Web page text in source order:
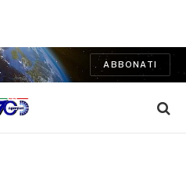
ABBONATI